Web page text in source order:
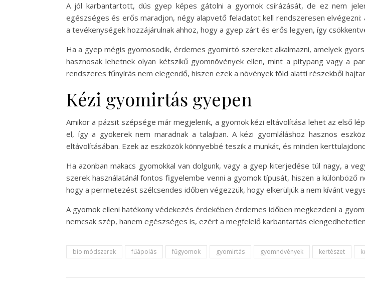
A jól karbantartott, dús gyep képes gátolni a gyomok csírázását, de ez nem
egészséges és erős maradjon, négy alapvető feladatot kell rendszeresen
a tevékenységek hozzájárulnak ahhoz, hogy a gyep zárt és erős legyen, így
Ha a gyep mégis gyomosodik, érdemes gyomirtó szereket alkalmazni, amelyek
hasznosak lehetnek olyan kétszikű gyomnövények ellen, mint a pitypang vagy a
rendszeres fűnyírás nem elegendő, hiszen ezek a növények föld alatti részekből
Kézi gyomirtás gyepen
Amikor a pázsit szépsége már megjelenik, a gyomok kézi eltávolítása lehet az első
el, így a gyökerek nem maradnak a talajban. A kézi gyomláláshoz hasznos
eltávolításában. Ezek az eszközök könnyebbé teszik a munkát, és minden
Ha azonban makacs gyomokkal van dolgunk, vagy a gyep kiterjedése túl nagy, a
szerek használatánál fontos figyelembe venni a gyomok típusát, hiszen a
hogy a permetezést szélcsendes időben végezzük, hogy elkerüljük a nem kívánt
A gyomok elleni hatékony védekezés érdekében érdemes időben megkezdeni a
nemcsak szép, hanem egészséges is, ezért a megfelelő karbantartás
bio módszerek fűápolás fűgyomok gyomirtás gyomnövények kertészet